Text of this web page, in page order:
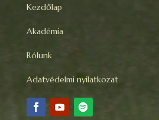
Kezdőlap
Akadémia
Rólunk
Adatvédelmi nyilatkozat